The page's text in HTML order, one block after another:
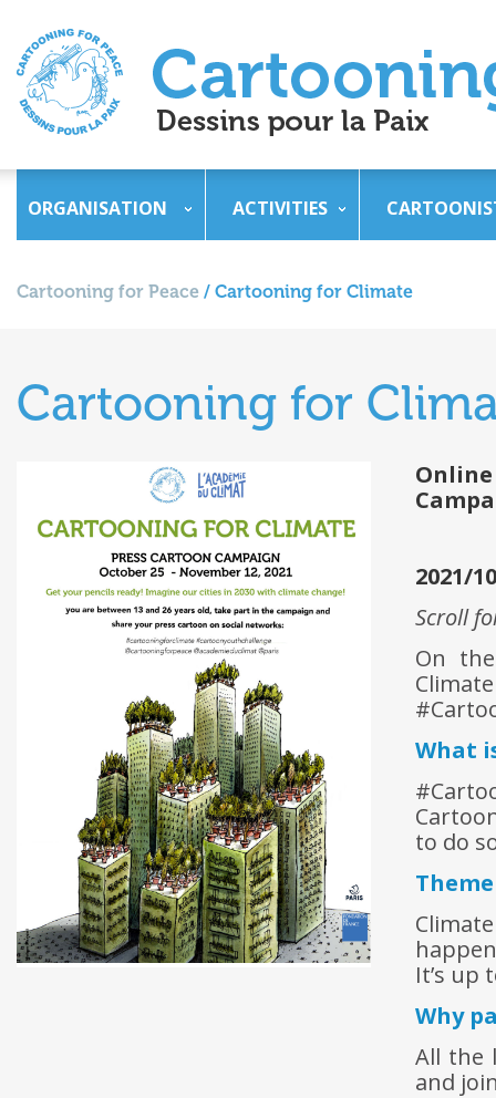
ORGANISATION ACTIVITIES
Cartooning for Peace / Cartooning for Climate
Cartooning for
Online
2021/
Scroll
On
What
to do
Theme
It’s up
Why
All the
and